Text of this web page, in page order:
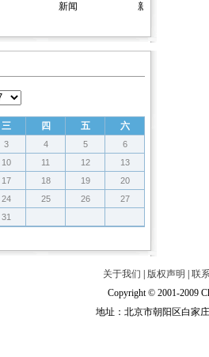
新闻
新闻
三 四 五 六
3 4 5
6
10 11 12
13
17 18 19
20
24 25 26
27
31
关于我们 版权声明
联
Copyright © 2001-2009
地址：北京市朝阳区白家